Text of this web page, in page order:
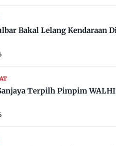
Bakal Lelang Kendaraan
Terpilh Pimpim